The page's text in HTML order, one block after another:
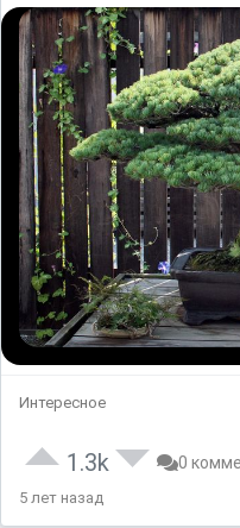
Интересное
1.3k 0
5 лет назад